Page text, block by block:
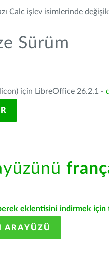
Calc işlev isimlerinde
Sürüm
için LibreOffice 26.2.1 -
eklentisini indirmek için
ARAYÜZÜ